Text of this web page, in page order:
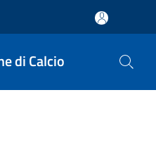
di Calcio